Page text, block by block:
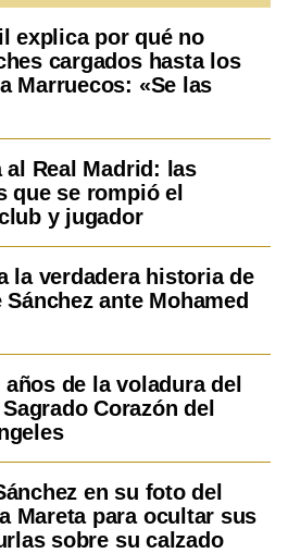
explica por qué no
cargados hasta los
Marruecos: «Se las
Real Madrid: las
que se rompió el
y jugador
la verdadera historia de
ante Mohamed
años de la voladura del
Corazón del
en su foto del
Mareta para ocultar sus
sobre su calzado